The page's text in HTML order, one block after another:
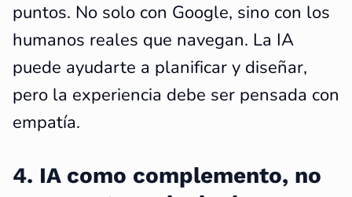
puntos. No solo con Google, sino con los
humanos reales que navegan. La IA
puede ayudarte a planificar y diseñar,
pero la experiencia debe ser pensada con
empatía.
4. IA como complemento, no